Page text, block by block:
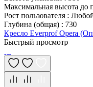
Максимальная высота до
Рост пользователя :
Глубина (общая) : 730
Кресло Everprof Opera
Быстрый просмотр